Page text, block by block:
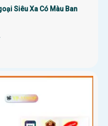
Siêu Xa Có Màu Ban